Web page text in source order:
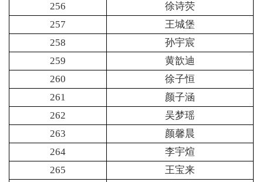
256
徐诗荧
257
王城堡
258
孙宇宸
259
黄歆迪
260
徐子恒
261
颜子涵
262
吴梦瑶
263
颜馨晨
264
李宇煊
265
王宝来